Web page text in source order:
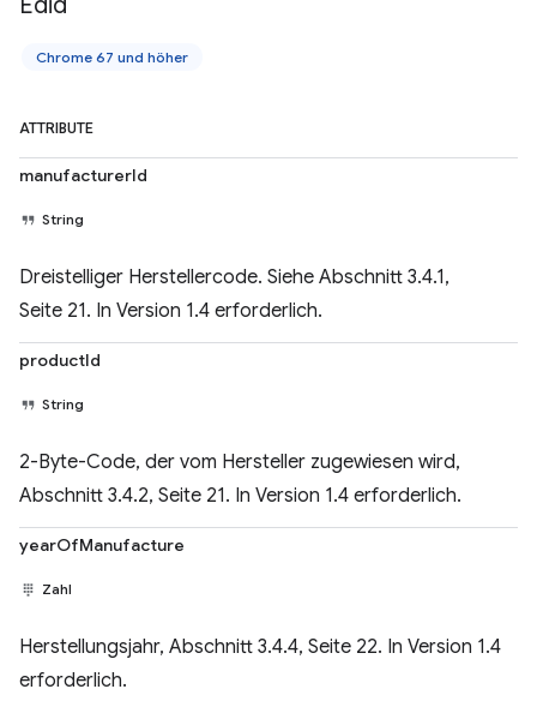
Chrome 67 und höher
ATTRIBUTE
manufacturerId
String
Dreistelliger Herstellercode. Siehe Abschnitt 3.4.1,
Seite 21. In Version 1.4 erforderlich.
productId
String
2-Byte-Code, der vom Hersteller zugewiesen wird,
Abschnitt 3.4.2, Seite 21. In Version 1.4 erforderlich.
yearOfManufacture
Zahl
Herstellungsjahr, Abschnitt 3.4.4, Seite 22. In Version 1.4
erforderlich.